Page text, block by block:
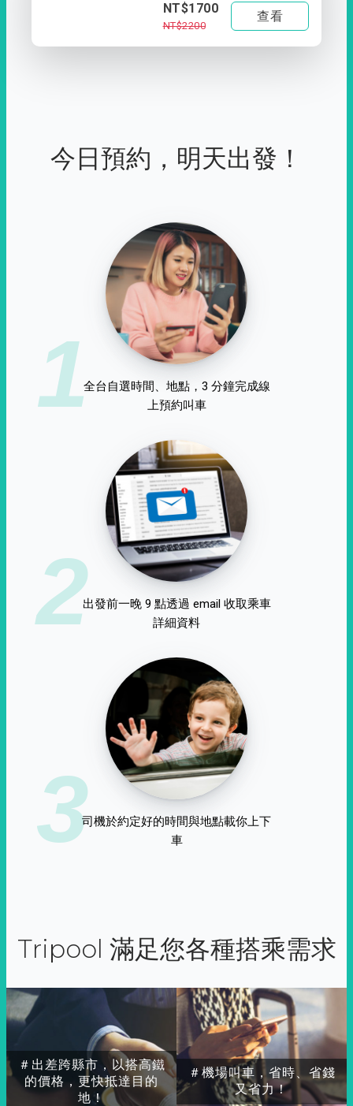
NT$1700
NT$2200
查看
今日預約，明天出發！
1全台自選時間、地點，3 分鐘完成線
上預約叫車
2出發前一晚 9 點透過 email 收取乘車
詳細資料
3司機於約定好的時間與地點載你上下
車
Tripool 滿足您各種搭乘需求
＃出差跨縣市，以搭高鐵
的價格，更快抵達目的
地！
＃機場叫車，省時、省錢
又省力！